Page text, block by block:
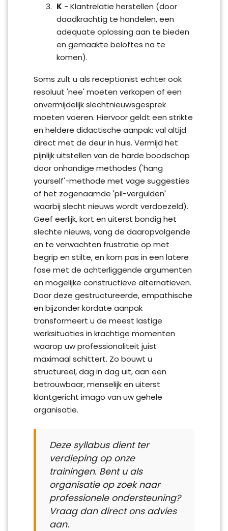
K - Klantrelatie herstellen (door
daadkrachtig te handelen, een
adequate oplossing aan te bieden
en gemaakte beloftes na te
komen).
Soms zult u als receptionist echter ook
resoluut 'nee' moeten verkopen of een
onvermijdelijk slechtnieuwsgesprek
moeten voeren. Hiervoor geldt een strikte
en heldere didactische aanpak: val altijd
direct met de deur in huis. Vermijd het
pijnlijk uitstellen van de harde boodschap
door onhandige methodes ('hang
yourself'-methode met vage suggesties
of het zogenaamde 'pil-vergulden'
waarbij slecht nieuws wordt verdoezeld).
Geef eerlijk, kort en uiterst bondig het
slechte nieuws, vang de daaropvolgende
en te verwachten frustratie op met
begrip en stilte, en kom pas in een latere
fase met de achterliggende argumenten
en mogelijke constructieve alternatieven.
Door deze gestructureerde, empathische
en bijzonder kordate aanpak
transformeert u de meest lastige
werksituaties in krachtige momenten
waarop uw professionaliteit juist
maximaal schittert. Zo bouwt u
structureel, dag in dag uit, aan een
betrouwbaar, menselijk en uiterst
klantgericht imago van uw gehele
organisatie.
Deze syllabus dient ter
verdieping op onze
trainingen. Bent u als
organisatie op zoek naar
professionele ondersteuning?
Vraag dan direct ons advies
aan.